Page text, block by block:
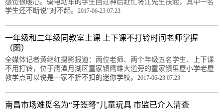
感觉很暖心。骑电动车的学生回过神后赶忙将江先生扶起，其中一名
学生还不断说“对不起。 2017-06-23 07:23
一年级和二年级同教室上课 上下课不打铃时间老师掌握
（图）
全媒体记者黄继红摄影报道：两位老师、两个年级五名学生、上下课
不用打铃，位于鹰潭月湖区童家镇鹰雄大道旁的童家镇里屋小学老屋
教学点可以说是一家不折不扣的迷你学校。 2017-06-23 07:23
南昌市场难觅名为“牙签弩”儿童玩具 市监已介入清查